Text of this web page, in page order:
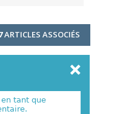
ARTICLES ASSOCIÉS
tant que